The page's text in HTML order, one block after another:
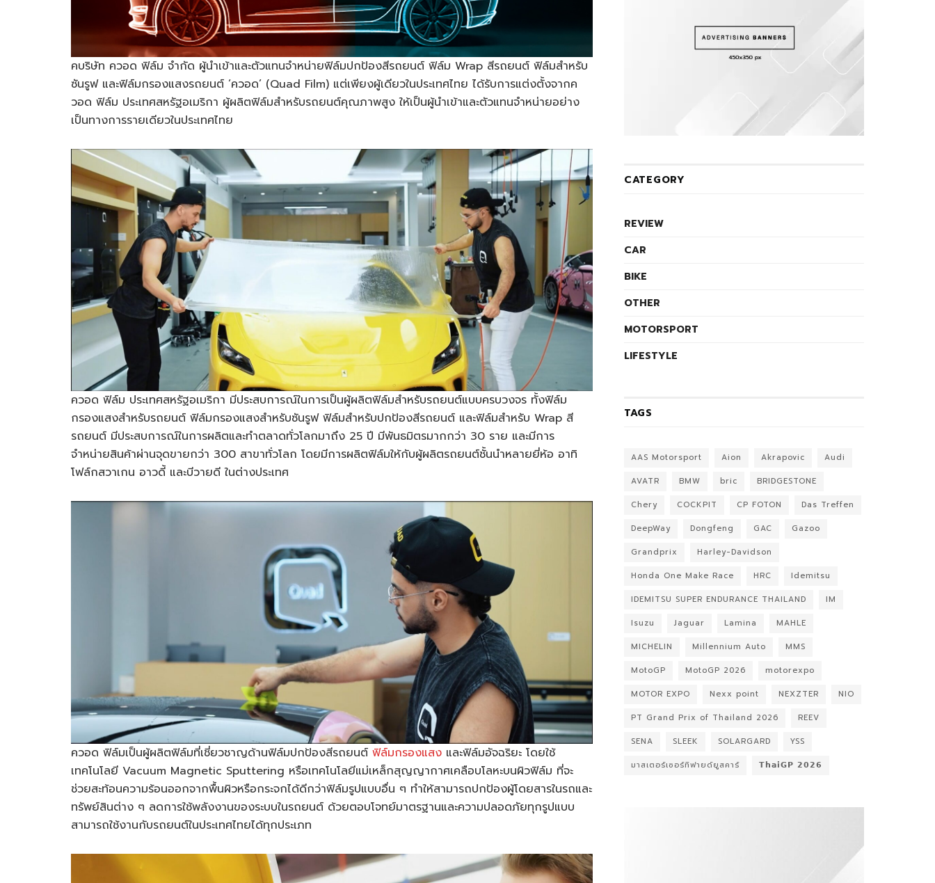
คบริษัท ควอด ฟิล์ม จำกัด ผู้นำเข้าและตัวแทนจำหน่ายฟิล์มปกป้องสีรถยนต์ ฟิล์ม Wrap สีรถยนต์ ฟิล์มสำหรับ
ซันรูฟ และฟิล์มกรองแสงรถยนต์ ‘ควอด’ (Quad Film) แต่เพียงผู้เดียวในประเทศไทย ได้รับการแต่งตั้งจากค
วอด ฟิล์ม ประเทศสหรัฐอเมริกา ผู้ผลิตฟิล์มสำหรับรถยนต์คุณภาพสูง ให้เป็นผู้นำเข้าและตัวแทนจำหน่ายอย่าง
เป็นทางการรายเดียวในประเทศไทย
ควอด ฟิล์ม ประเทศสหรัฐอเมริกา มีประสบการณ์ในการเป็นผู้ผลิตฟิล์มสำหรับรถยนต์แบบครบวงจร ทั้งฟิล์ม
กรองแสงสำหรับรถยนต์ ฟิล์มกรองแสงสำหรับซันรูฟ ฟิล์มสำหรับปกป้องสีรถยนต์ และฟิล์มสำหรับ Wrap สี
รถยนต์ มีประสบการณ์ในการผลิตและทำตลาดทั่วโลกมาถึง 25 ปี มีพันธมิตรมากกว่า 30 ราย และมีการ
จำหน่ายสินค้าผ่านจุดขายกว่า 300 สาขาทั่วโลก โดยมีการผลิตฟิล์มให้กับผู้ผลิตรถยนต์ชั้นนำหลายยี่ห้อ อาทิ
โฟล์กสวาเกน อาวดี้ และบีวายดี ในต่างประเทศ
ควอด ฟิล์มเป็นผู้ผลิตฟิล์มที่เชี่ยวชาญด้านฟิล์มปกป้องสีรถยนต์ ฟิล์มกรองแสง และฟิล์มอัจฉริยะ โดยใช้
เทคโนโลยี Vacuum Magnetic Sputtering หรือเทคโนโลยีแม่เหล็กสุญญากาศเคลือบโลหะบนผิวฟิล์ม ที่จะ
ช่วยสะท้อนความร้อนออกจากพื้นผิวหรือกระจกได้ดีกว่าฟิล์มรูปแบบอื่น ๆ ทำให้สามารถปกป้องผู้โดยสารในรถและ
ทรัพย์สินต่าง ๆ ลดการใช้พลังงานของระบบในรถยนต์ ด้วยตอบโจทย์มาตรฐานและความปลอดภัยทุกรูปแบบ
สามารถใช้งานกับรถยนต์ในประเทศไทยได้ทุกประเภท
CATEGORY
REVIEW
CAR
BIKE
OTHER
MOTORSPORT
LIFESTYLE
TAGS
AAS Motorsport Aion Akrapovic
Audi
AVATR
BMW bric
BRIDGESTONE
Chery
COCKPIT CP FOTON
Das Treffen
DeepWay
Dongfeng GAC
Gazoo
Grandprix
Harley-Davidson
Honda One Make Race
HRC
Idemitsu
IDEMITSU SUPER ENDURANCE THAILAND
IM
Isuzu
Jaguar Lamina
MAHLE
MICHELIN
Millennium Auto
MMS
MotoGP
MotoGP 2026
motorexpo
MOTOR EXPO
Nexx point NEXZTER
NIO
PT Grand Prix of Thailand 2026
REEV
SENA
SLEEK SOLARGARD
YSS
มาสเตอร์เซอร์ทิฟายด์ยูสคาร์
𝗧𝗵𝗮𝗶𝗚𝗣 𝟮𝟬𝟮𝟲